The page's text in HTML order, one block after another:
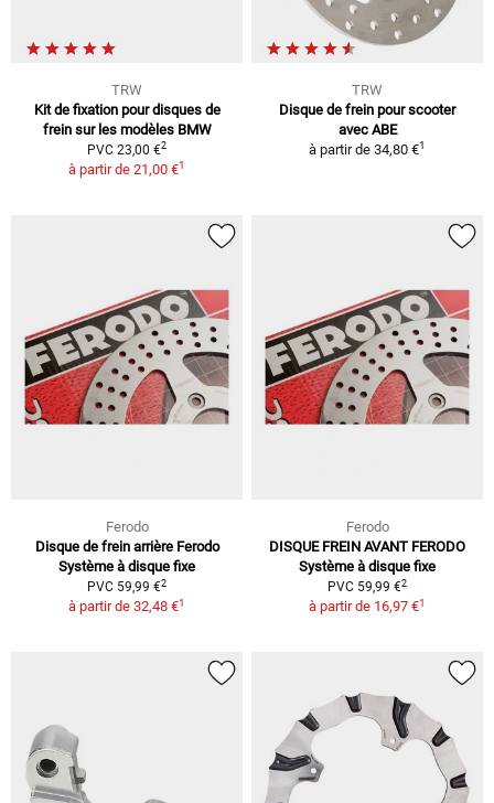
TRW
Kit de fixation pour disques de
frein sur les modèles BMW
PVC 23,00 €2
à partir de 21,00 €1
TRW
Disque de frein pour scooter
avec ABE
à partir de 34,80 €1
Ferodo
Disque de frein arrière Ferodo
Système à disque fixe
PVC 59,99 €2
à partir de 32,48 €1
Ferodo
DISQUE FREIN AVANT FERODO
Système à disque fixe
PVC 59,99 €2
à partir de 16,97 €1